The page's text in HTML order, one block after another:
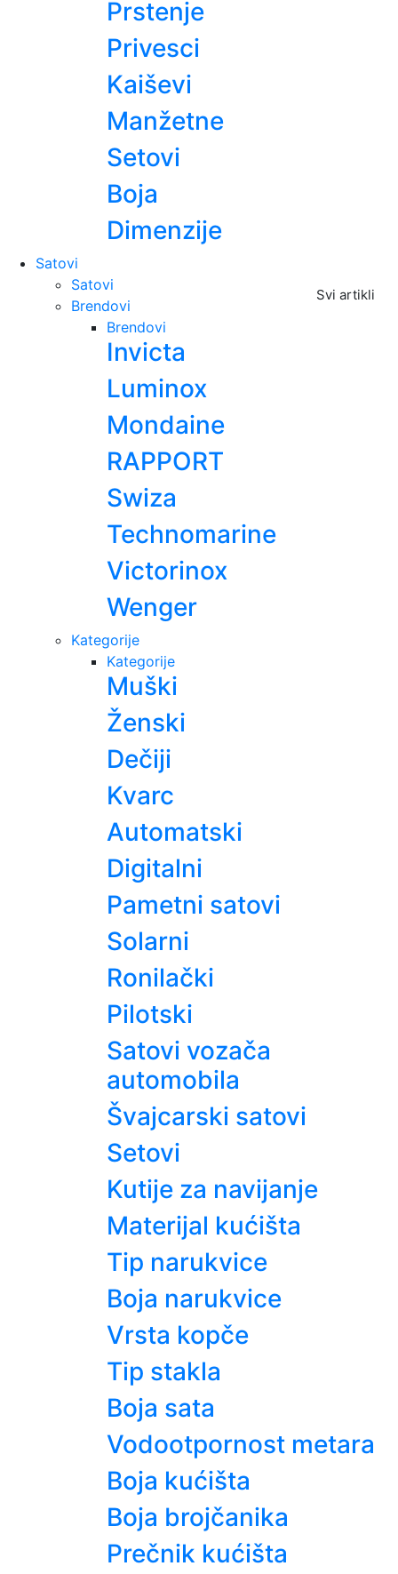
Prstenje
Privesci
Kaiševi
Manžetne
Setovi
Boja
Dimenzije
Satovi
Svi artikli
Satovi
Brendovi
Brendovi
Invicta
Luminox
Mondaine
RAPPORT
Swiza
Technomarine
Victorinox
Wenger
Kategorije
Kategorije
Muški
Ženski
Dečiji
Kvarc
Automatski
Digitalni
Pametni satovi
Solarni
Ronilački
Pilotski
Satovi vozača
automobila
Švajcarski satovi
Setovi
Kutije za navijanje
Materijal kućišta
Tip narukvice
Boja narukvice
Vrsta kopče
Tip stakla
Boja sata
Vodootpornost metara
Boja kućišta
Boja brojčanika
Prečnik kućišta